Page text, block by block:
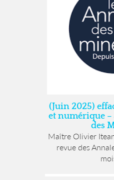
(Juin 2025)
et numérique
des
Maître Olivier
revue des